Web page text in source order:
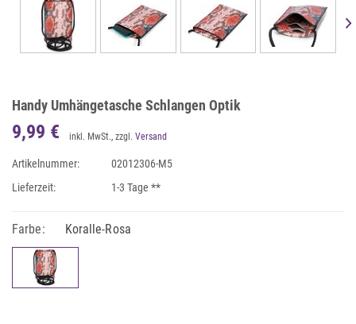
Handy Umhängetasche Schlangen Optik
9,99 € inkl. MwSt., zzgl. Versand
Artikelnummer:
02012306-M5
Lieferzeit:
1-3 Tage **
Farbe: Koralle-Rosa